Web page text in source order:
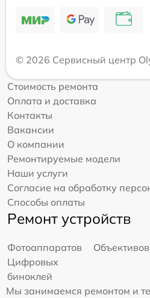
© 2026 Сервисный центр
Стоимость ремонта
Оплата и доставка
Контакты
Вакансии
О компании
Ремонтируемые модели
Наши услуги
Согласие на обработку
Способы оплаты
Ремонт устройств
Фотоаппаратов
Объективов
Цифровых
биноклей
Мы занимаемся ремонтом и